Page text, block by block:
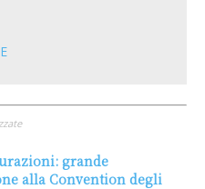
grande
alla Convention degli